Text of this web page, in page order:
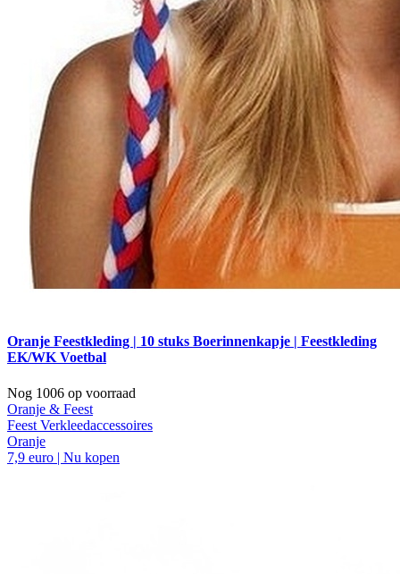
Oranje Feestkleding | 10 stuks Boerinnenkapje | Feestkleding
EK/WK Voetbal
Nog 1006 op voorraad
Oranje & Feest
Feest Verkleedaccessoires
Oranje
7,9 euro | Nu kopen